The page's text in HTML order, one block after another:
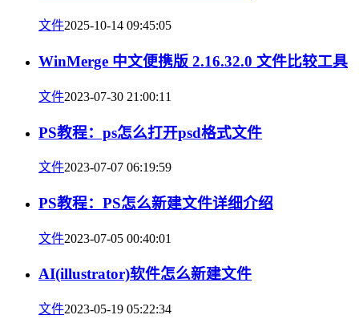
文件2025-10-14 09:45:05
WinMerge 中文便携版 2.16.32.0 文件比较工具
文件2023-07-30 21:00:11
PS教程：ps怎么打开psd格式文件
文件2023-07-07 06:19:59
PS教程：PS怎么新建文件详细介绍
文件2023-07-05 00:40:01
AI(illustrator)软件怎么新建文件
文件2023-05-19 05:22:34